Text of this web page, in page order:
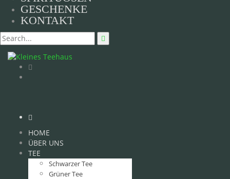
GESCHENKE
KONTAKT
HOME
ÜBER UNS
TEE
Schwarzer Tee
Grüner Tee